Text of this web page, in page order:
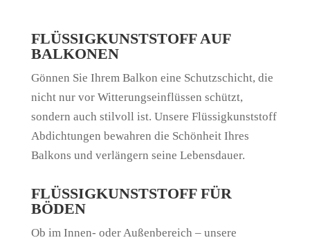
FLÜSSIGKUNSTSTOFF AUF
BALKONEN
Gönnen Sie Ihrem Balkon eine Schutzschicht, die
nicht nur vor Witterungseinflüssen schützt,
sondern auch stilvoll ist. Unsere Flüssigkunststoff
Abdichtungen bewahren die Schönheit Ihres
Balkons und verlängern seine Lebensdauer.
FLÜSSIGKUNSTSTOFF FÜR
BÖDEN
Ob im Innen- oder Außenbereich – unsere